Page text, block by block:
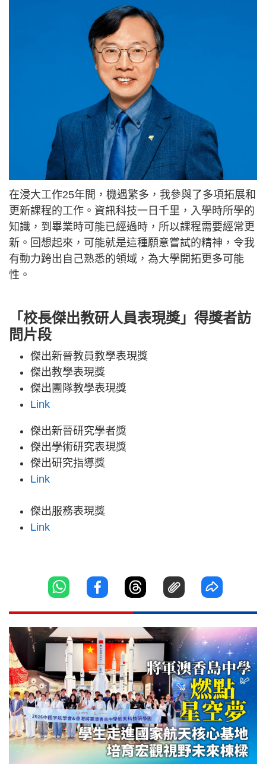
在浸大工作25年間，機遇繁多，我參與了多項拓展和
更新課程的工作。資訊科技一日千里，入學時所學的
知識，到畢業時可能已經過時，所以課程需要經常更
新。回想起來，可能就是這種願意嘗試的精神，令我
有動力跨出自己熟悉的領域，為大學開拓更多可能
性。
「校長傑出教研人員表現獎」得獎者訪
問片段
傑出新晉教員教學表現獎
傑出教學表現獎
傑出團隊教學表現獎
Link
傑出新晉研究學者獎
傑出學術研究表現獎
傑出研究指導獎
Link
傑出服務表現獎
Link